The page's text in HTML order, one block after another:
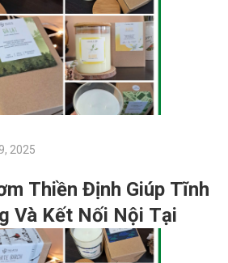
2025
Thiền Định Giúp Tĩnh
Và Kết Nối Nội Tại